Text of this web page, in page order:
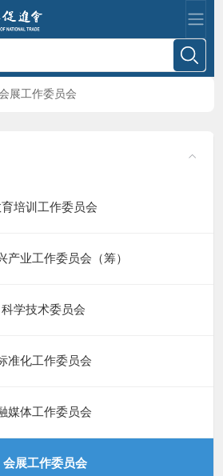
展工作委员会
培训工作委员会
产业工作委员会（筹）
科学技术委员会
准化工作委员会
媒体工作委员会
会展工作委员会